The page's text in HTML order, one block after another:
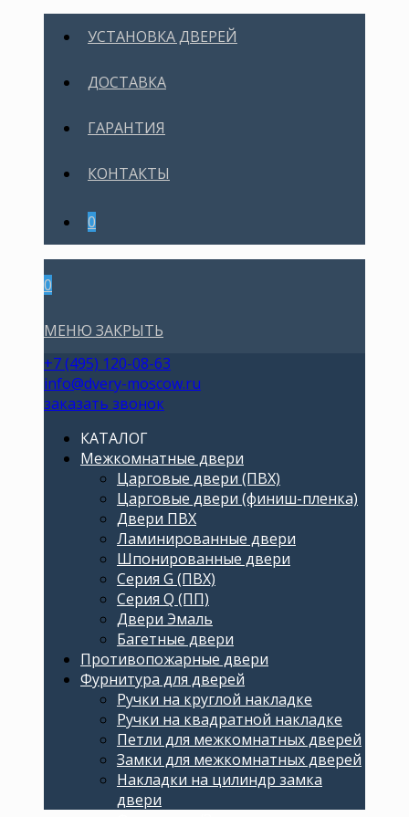
УСТАНОВКА ДВЕРЕЙ
ДОСТАВКА
ГАРАНТИЯ
КОНТАКТЫ
0
0
МЕНЮ ЗАКРЫТЬ
+7 (495) 120-08-63
info@dvery-moscow.ru
заказать звонок
КАТАЛОГ
Межкомнатные двери
Царговые двери (ПВХ)
Царговые двери (финиш-пленка)
Двери ПВХ
Ламинированные двери
Шпонированные двери
Серия G (ПВХ)
Серия Q (ПП)
Двери Эмаль
Багетные двери
Противопожарные двери
Фурнитура для дверей
Ручки на круглой накладке
Ручки на квадратной накладке
Петли для межкомнатных дверей
Замки для межкомнатных дверей
Накладки на цилиндр замка
двери